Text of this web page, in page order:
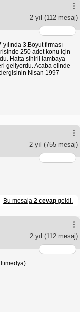
2 yıl (112 mesaj)
3.Boyut firması
250 adet konu için
Hatta sihirli lambaya
geliyordu. Acaba elinde
Nisan 1997
2 yıl (755 mesaj)
Bu mesaja 2 cevap geldi.
2 yıl (112 mesaj)